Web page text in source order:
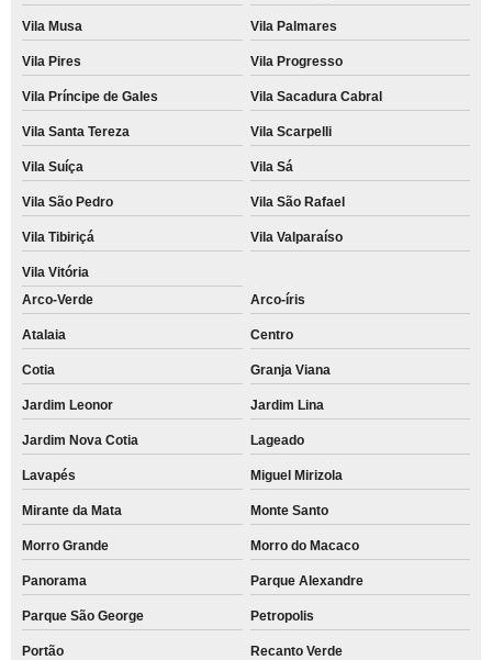
Vila Musa Vila Palmares
Vila Pires Vila Progresso
Vila Príncipe de Gales Vila Sacadura Cabral
Vila Santa Tereza Vila Scarpelli
Vila Suíça Vila Sá
Vila São Pedro Vila São Rafael
Vila Tibiriçá Vila Valparaíso
Vila Vitória
Arco-Verde
Arco-íris
Atalaia Centro
Cotia Granja Viana
Jardim Leonor Jardim Lina
Jardim Nova Cotia Lageado
Lavapés Miguel Mirizola
Mirante da Mata Monte Santo
Morro Grande Morro do Macaco
Panorama Parque Alexandre
Parque São George Petropolis
Portão Recanto Verde